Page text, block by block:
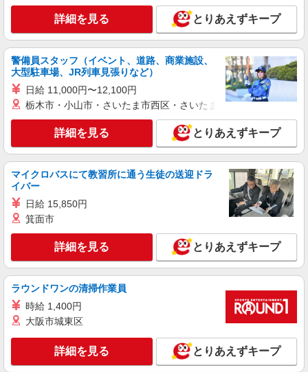
慮
キープ 詳細を見る
正社員
株式会社ニューフジフーズサービス
社員食堂向けの調理スタッフ
月給250,000円〜400,000円 ※経験・能力考慮
【月収例】 40万円（40歳／経験10年） 内訳：基
本給＋残業手当＋役職手当＋各種手当
埼玉県ふじみ野市亀久保1140 ※車通勤OK（駐
め、車・バイク通勤が便利です
キープ 詳細を見る
アルバイト
大穀ケータリング事業部
斎場や聖苑までの配送・配膳スタッフ
平日／時給1,400円 日祝／時給1,500円 昇給あ
り！ 成長や頑張りで昇給実績ございます。
埼玉県富士見市羽沢２-１２-２０
キープ 詳細を見る
アルバイト パート
株式会社ニューフジフーズサービス
調理スタッフ
詳細を見る とりあえずキープ
警備員スタッフ（イベント、道路、商業施設、
大型駐車場、JR列車見張りなど）
日給 11,000円〜12,100円
栃木市・小山市・さいたま市西区・さいたま市岩槻区・久喜市・
詳細を見る とりあえずキープ
マイクロバスにて教習所に通う生徒の送迎ドラ
イバー
日給 15,850円
箕面市
詳細を見る とりあえずキープ
ラウンドワンの清掃作業員
時給 1,400円
大阪市城東区
詳細を見る とりあえずキープ